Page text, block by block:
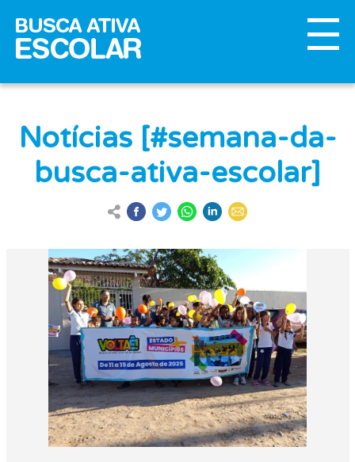
Notícias [#semana-da-
busca-ativa-escolar]